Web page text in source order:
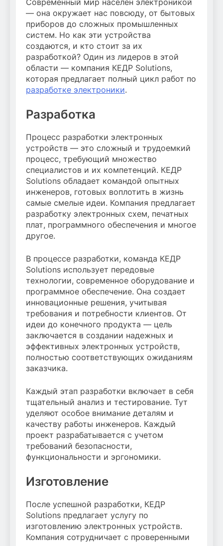
Современный мир населен электроникой
— она окружает нас повсюду, от бытовых
приборов до сложных промышленных
систем. Но как эти устройства
создаются, и кто стоит за их
разработкой? Один из лидеров в этой
области — компания КЕДР Solutions,
которая предлагает полный цикл работ по
разработке электроники.
Разработка
Процесс разработки электронных
устройств — это сложный и трудоемкий
процесс, требующий множество
специалистов и их компетенций. КЕДР
Solutions обладает командой опытных
инженеров, готовых воплотить в жизнь
самые смелые идеи. Компания предлагает
разработку электронных схем, печатных
плат, программного обеспечения и многое
другое.
В процессе разработки, команда КЕДР
Solutions использует передовые
технологии, современное оборудование и
программное обеспечение. Она создает
инновационные решения, учитывая
требования и потребности клиентов. От
идеи до конечного продукта — цель
заключается в создании надежных и
эффективных электронных устройств,
полностью соответствующих ожиданиям
заказчика.
Каждый этап разработки включает в себя
тщательный анализ и тестирование. Тут
уделяют особое внимание деталям и
качеству работы инженеров. Каждый
проект разрабатывается с учетом
требований безопасности,
функциональности и эргономики.
Изготовление
После успешной разработки, КЕДР
Solutions предлагает услугу по
изготовлению электронных устройств.
Компания сотрудничает с проверенными